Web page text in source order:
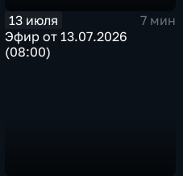
13 июля
7 мин
Эфир от 13.07.2026
(08:00)